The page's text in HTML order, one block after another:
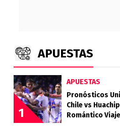
APUESTAS
1
APUESTAS
Pronósticos
Chile vs
Romántico